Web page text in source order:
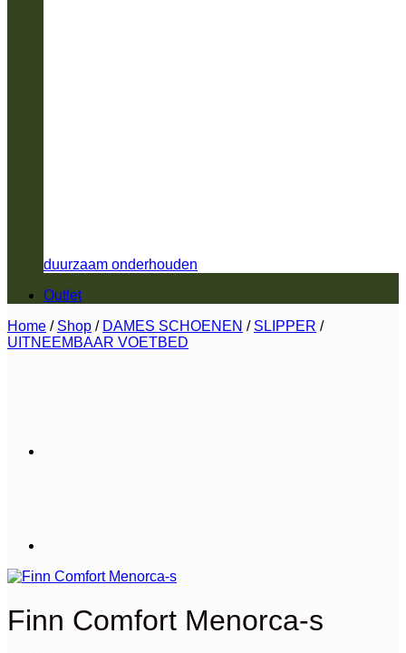
duurzaam onderhouden
Outlet
Home / Shop / DAMES SCHOENEN / SLIPPER /
UITNEEMBAAR VOETBED
Finn Comfort Menorca-s